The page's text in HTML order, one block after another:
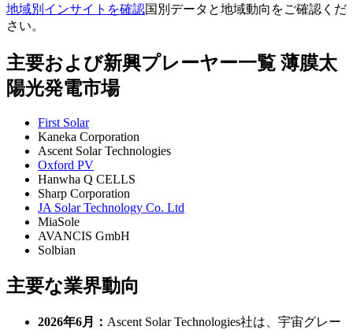
地域別インサイトを確認国別データと地域動向をご確認くだ
さい。
主要および新興プレーヤー一覧 薄膜太
陽光発電市場
First Solar
Kaneka Corporation
Ascent Solar Technologies
Oxford PV
Hanwha Q CELLS
Sharp Corporation
JA Solar Technology Co. Ltd
MiaSole
AVANCIS GmbH
Solbian
主要な業界動向
2026年6月： Ascent Solar Technologies社は、宇宙グレー